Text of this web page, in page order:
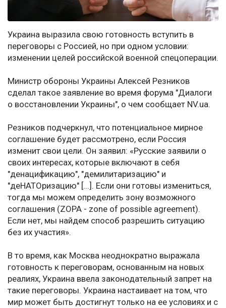
Украина выразила свою готовность вступить в
переговоры с Россией, но при одном условии:
изменении целей российской военной спецоперации.
Министр обороны Украины Алексей Резников
сделал такое заявление во время форума "Диалоги
о восстановлении Украины", о чем сообщает NV.ua.
Резников подчеркнул, что потенциальное мирное
соглашение будет рассмотрено, если Россия
изменит свои цели. Он заявил: «Русские заявили о
своих интересах, которые включают в себя
"денацификацию", "демилитаризацию" и
"деНАТОризацию" [...]. Если они готовы измениться,
тогда мы можем определить зону возможного
соглашения (ZOPA - zone of possible agreement).
Если нет, мы найдем способ разрешить ситуацию
без их участия».
В то время, как Москва неоднократно выражала
готовность к переговорам, основанным на новых
реалиях, Украина ввела законодательный запрет на
такие переговоры. Украина настаивает на том, что
мир может быть достигнут только на ее условиях и с